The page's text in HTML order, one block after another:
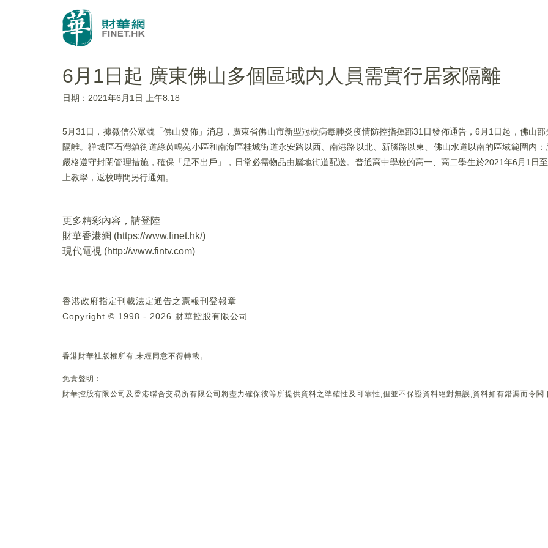
6月1日起 廣東佛山多個區域内人員需實行居家隔離
日期：2021年6月1日 上午8:18
5月31日，據微信公眾號「佛山發佈」消息，廣東省佛山市新型冠狀病毒肺炎疫情防控指揮部31日發佈通告，6月1日起，佛山
隔離。禅城區石灣鎮街道綠茵鳴苑小區和南海區桂城街道永安路以西、南港路以北、新勝路以東、佛山水道以南的區域範圍内：
嚴格遵守封閉管理措施，確保「足不出戶」，日常必需物品由屬地街道配送。普通高中學校的高一、高二學生於2021年6月1日
上教學，返校時間另行通知。
更多精彩內容，請登陸
財華香港網 (https://www.finet.hk/)
現代電視 (http://www.fintv.com)
香港政府指定刊載法定通告之憲報刊登報章
Copyright © 1998 - 2026 財華控股有限公司
香港財華社版權所有,未經同意不得轉載。
免責聲明：
財華控股有限公司及香港聯合交易所有限公司將盡力確保彼等所提供資料之準確性及可靠性,但並不保證資料絕對無誤,資料如有錯漏而令閣